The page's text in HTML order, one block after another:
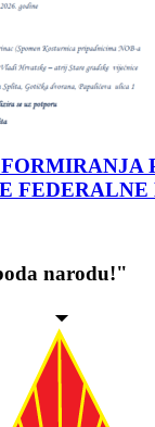
FEDERALNE
narodu!"